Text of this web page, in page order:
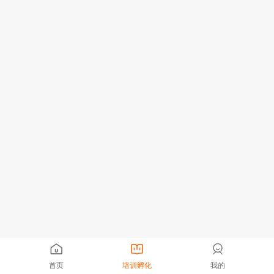
首页 培训孵化 我的